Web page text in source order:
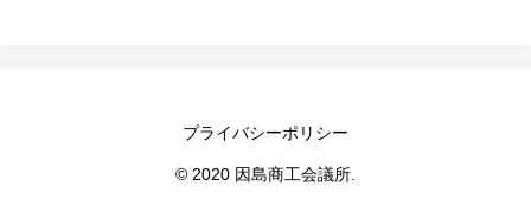
プライバシーポリシー
© 2020 因島商工会議所.